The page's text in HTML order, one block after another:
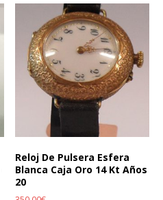
Reloj De Pulsera Esfera
Blanca Caja Oro 14 Kt Años
20